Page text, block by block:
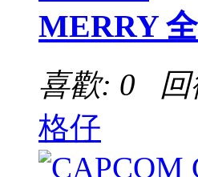
MERRY
喜歡: 0 回
格仔